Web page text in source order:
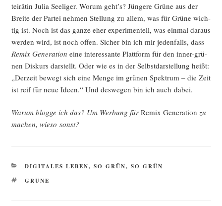
tei­rä­tin Julia See­li­ger. Wor­um geht’s? Jün­ge­re Grü­ne aus der
Brei­te der Par­tei neh­men Stel­lung zu allem, was für Grü­ne wich­
tig ist. Noch ist das gan­ze eher expe­ri­men­tell, was ein­mal dar­aus
wer­den wird, ist noch offen. Sicher bin ich mir jeden­falls, dass
Remix Gene­ra­ti­on eine inter­es­san­te Platt­form für den inner-grü­
nen Dis­kurs dar­stellt. Oder wie es in der Selbst­dar­stel­lung heißt:
„Der­zeit bewegt sich eine Men­ge im grü­nen Spek­trum – die Zeit
ist reif für neue Ideen.“ Und des­we­gen bin ich auch dabei.
War­um blog­ge ich das? Um Wer­bung für Remix Gene­ra­ti­on zu
machen, wie­so sonst?
KATEGORIEN
DIGITALES LEBEN, SO GRÜN, SO GRÜN
SCHLAGWÖRTER
GRÜNE